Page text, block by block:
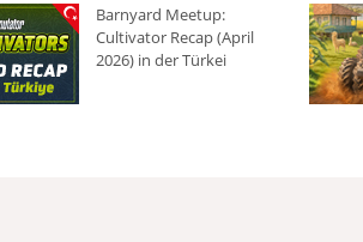
Barnyard Meetup:
Cultivator Recap (April
2026) in der Türkei